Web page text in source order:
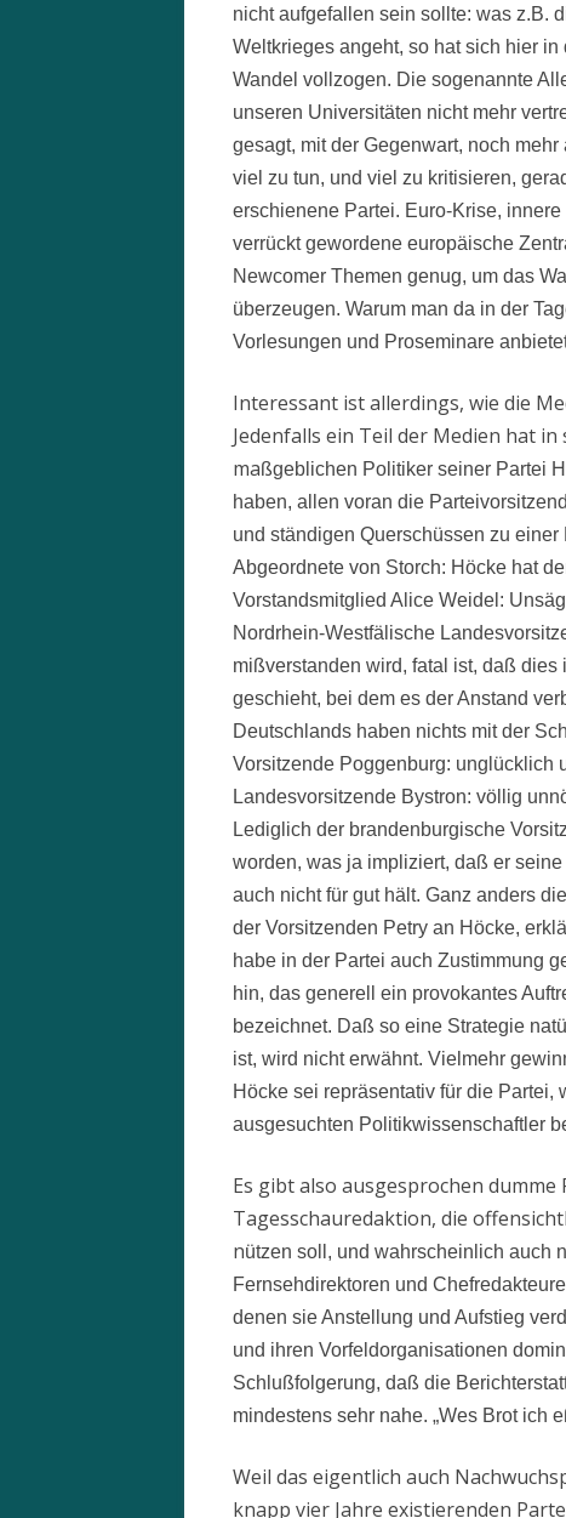
nicht aufgefallen sein sollte: was z.B.
Weltkrieges angeht, so hat sich hier
Wandel vollzogen. Die sogenannte
unseren Universitäten nicht mehr
gesagt, mit der Gegenwart, noch
viel zu tun, und viel zu kritisieren,
erschienene Partei. Euro-Krise,
verrückt gewordene europäische
Newcomer Themen genug, um das
überzeugen. Warum man da in der
Vorlesungen und Proseminare
Interessant ist allerdings, wie die
Jedenfalls ein Teil der Medien hat
maßgeblichen Politiker seiner Partei
haben, allen voran die
und ständigen Querschüssen zu
Abgeordnete von Storch: Höcke hat
Vorstandsmitglied Alice Weidel:
Nordrhein-Westfälische
mißverstanden wird, fatal ist, daß
geschieht, bei dem es der Anstand
Deutschlands haben nichts mit der
Vorsitzende Poggenburg: unglücklich
Landesvorsitzende Bystron: völlig
Lediglich der brandenburgische
worden, was ja impliziert, daß er
auch nicht für gut hält. Ganz anders
der Vorsitzenden Petry an Höcke,
habe in der Partei auch Zustimmung
hin, das generell ein provokantes
bezeichnet. Daß so eine Strategie
ist, wird nicht erwähnt. Vielmehr
Höcke sei repräsentativ für die Partei,
ausgesuchten Politikwissenschaftler
Es gibt also ausgesprochen
Tagesschauredaktion, die
nützen soll, und wahrscheinlich auch
Fernsehdirektoren und
denen sie Anstellung und Aufstieg
und ihren Vorfeldorganisationen
Schlußfolgerung, daß die
mindestens sehr nahe. „Wes Brot ich
Weil das eigentlich auch
knapp vier Jahre existierenden